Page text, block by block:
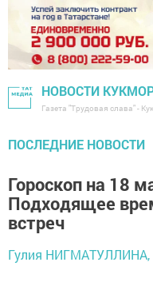
НОВОСТИ
Газета "Трудовая слава" -
ПОСЛЕДНИЕ НОВОСТИ
Гороскоп на 18
Подходящее
встреч
Гулия НИГМАТУЛЛИНА,